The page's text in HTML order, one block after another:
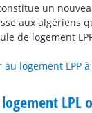
un
aux algériens
de logement
au logement LPP
LPL